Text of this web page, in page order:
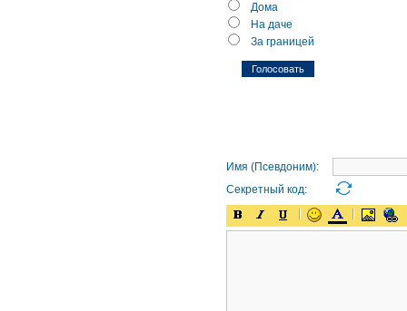
Дома
На даче
За границей
Имя (Псевдоним):
Секретный код: